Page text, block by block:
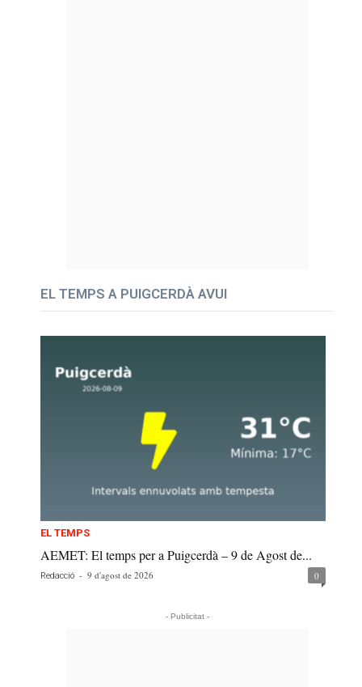
EL TEMPS A PUIGCERDÀ AVUI
EL TEMPS
AEMET: El temps per a Puigcerdà – 9 de Agost de...
Redacció - 9 d'agost de 2026 0
- Publicitat -